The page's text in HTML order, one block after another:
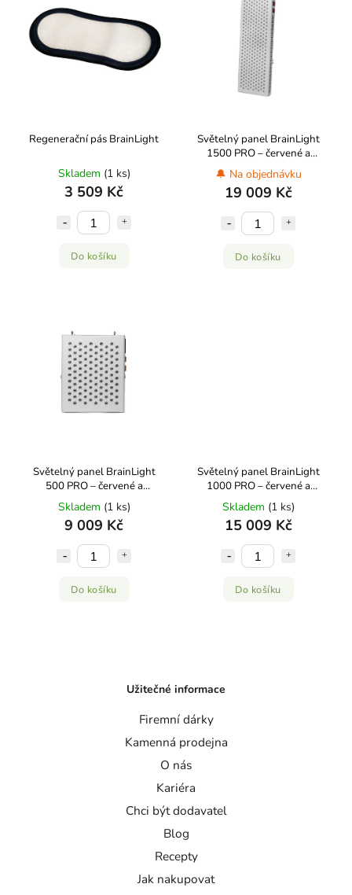
Regenerační pás BrainLight
Skladem (1 ks)
3 509 Kč
Do košíku
Světelný panel BrainLight
1500 PRO – červené a
infračervené světlo pro
celotělovou terapii
🔔 Na objednávku
19 009 Kč
Do košíku
Světelný panel BrainLight
500 PRO – červené a
infračervené světlo pro
celotělovou terapii
Skladem (1 ks)
9 009 Kč
Do košíku
Světelný panel BrainLight
1000 PRO – červené a
infračervené světlo pro
celotělovou terapii
Skladem (1 ks)
15 009 Kč
Do košíku
Užitečné informace
Firemní dárky
Kamenná prodejna
O nás
Kariéra
Chci být dodavatel
Blog
Recepty
Jak nakupovat